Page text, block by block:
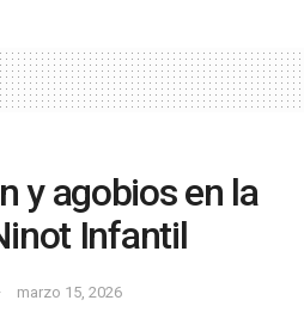
y agobios en la
Infantil
marzo 15, 2026